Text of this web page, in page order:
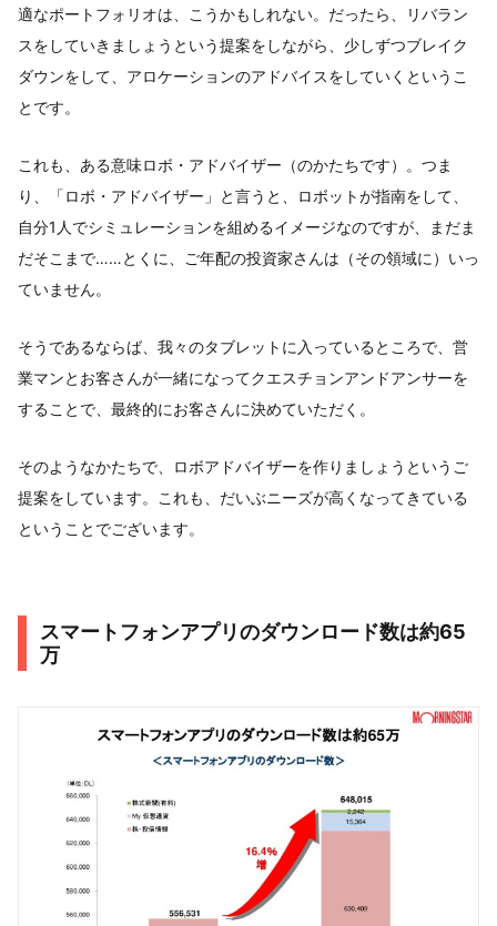
適なポートフォリオは、こうかもしれない。だったら、リバラン
スをしていきましょうという提案をしながら、少しずつブレイク
ダウンをして、アロケーションのアドバイスをしていくというこ
とです。
これも、ある意味ロボ・アドバイザー（のかたちです）。つま
り、「ロボ・アドバイザー」と言うと、ロボットが指南をして、
自分1人でシミュレーションを組めるイメージなのですが、まだま
だそこまで……とくに、ご年配の投資家さんは（その領域に）いっ
ていません。
そうであるならば、我々のタブレットに入っているところで、営
業マンとお客さんが一緒になってクエスチョンアンドアンサーを
することで、最終的にお客さんに決めていただく。
そのようなかたちで、ロボアドバイザーを作りましょうというご
提案をしています。これも、だいぶニーズが高くなってきている
ということでございます。
スマートフォンアプリのダウンロード数は約65
万